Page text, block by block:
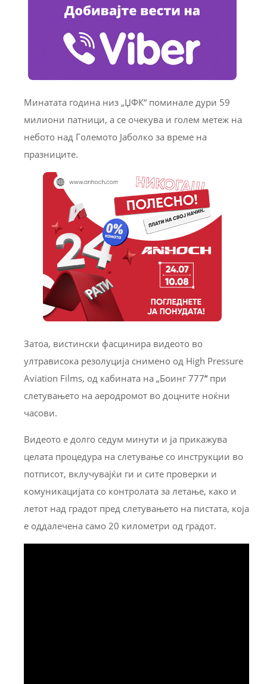
Минатата година низ „ЏФК“ поминале дури 59
милиони патници, а се очекува и голем метеж на
небото над Големото Јаболко за време на
празниците.
Затоа, вистински фасцинира видеото во
ултрависока резолуција снимено од High Pressure
Aviation Films, од кабината на „Боинг 777“ при
слетувањето на аеродромот во доцните ноќни
часови.
Видеото е долго седум минути и ја прикажува
целата процедура на слетување со инструкции во
потписот, вклучувајќи ги и сите проверки и
комуникацијата со контролата за летање, како и
летот над градот пред слетувањето на пистата, која
е оддалечена само 20 километри од градот.